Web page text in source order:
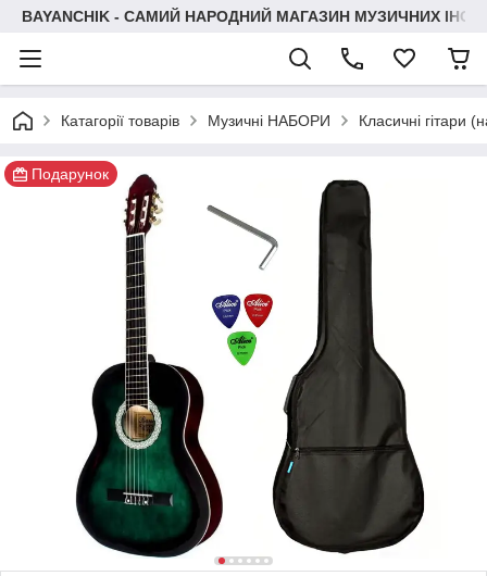
BAYANCHIK - САМИЙ НАРОДНИЙ МАГАЗИН МУЗИЧНИХ
Катагорії товарів Музичні НАБОРИ Класичні гітари
Подарунок